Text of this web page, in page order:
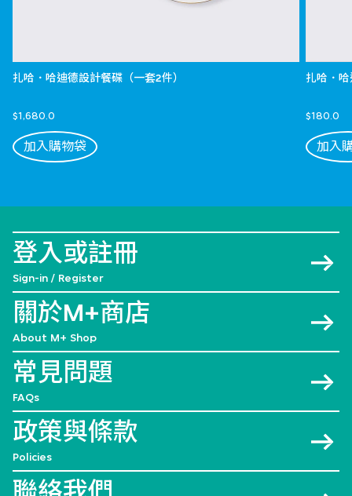
扎哈．哈迪德設計餐碟（一套2件）
$1,680.0
加入購物袋
扎哈．
$180.0
加入
登入或註冊
Sign-in / Register
關於M+商店
About M+ Shop
常見問題
FAQs
政策與條款
Policies